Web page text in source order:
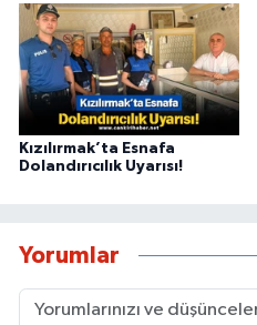
Kızılırmak’ta Esnafa
Dolandırıcılık Uyarısı!
Yorumlar